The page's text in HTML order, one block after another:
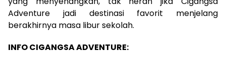
Adventure jadi destinasi favorit menjelang
berakhirnya masa libur sekolah.
INFO CIGANGSA ADVENTURE: